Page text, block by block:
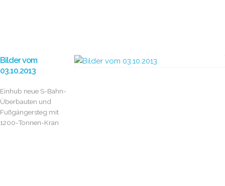
Bilder vom
03.10.2013
Einhub neue S-Bahn-
Überbauten und
Fußgängersteg mit
1200-Tonnen-Kran